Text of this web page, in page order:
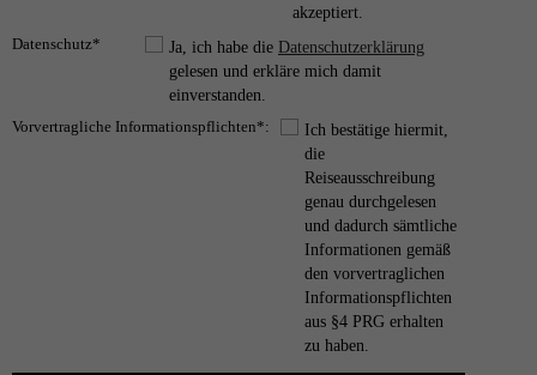
akzeptiert.
Datenschutz*
Ja, ich habe die Datenschutzerklärung
gelesen und erkläre mich damit
einverstanden.
Vorvertragliche Informationspflichten*:
Ich bestätige hiermit,
die
Reiseausschreibung
genau durchgelesen
und dadurch sämtliche
Informationen gemäß
den vorvertraglichen
Informationspflichten
aus §4 PRG erhalten
zu haben.